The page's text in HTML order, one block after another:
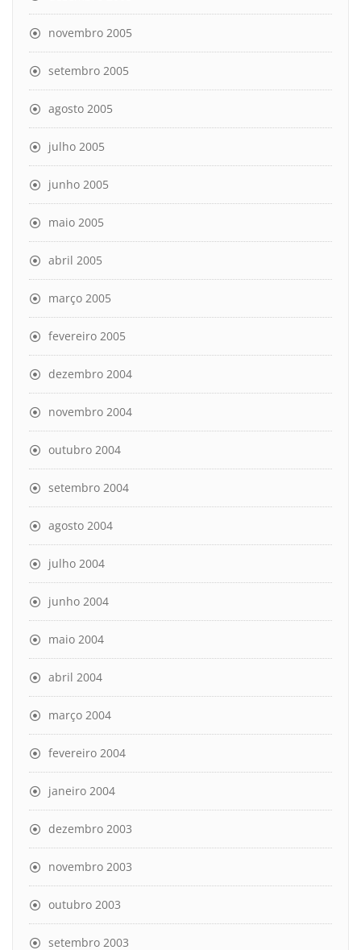
novembro 2005
setembro 2005
agosto 2005
julho 2005
junho 2005
maio 2005
abril 2005
março 2005
fevereiro 2005
dezembro 2004
novembro 2004
outubro 2004
setembro 2004
agosto 2004
julho 2004
junho 2004
maio 2004
abril 2004
março 2004
fevereiro 2004
janeiro 2004
dezembro 2003
novembro 2003
outubro 2003
setembro 2003